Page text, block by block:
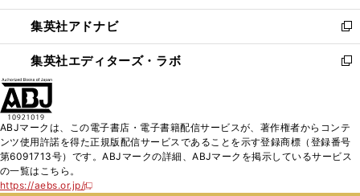
開
く
ウ
で
開
く
ン
ド
ウ
で
ウ
ィ
ン
ド
く
集英社アドナビ
新
し
い
ド
ウ
で
集英社エディターズ・ラボ
新
ィ
ン
ド
ABJマークは、この電子書店・電子書籍配信サービスが、著作権者からコンテ
ンツ使用許諾を得た正規版配信サービスであることを示す登録商標（登録番号
第6091713号）です。ABJマークの詳細、ABJマークを掲示しているサービス
の一覧はこちら。
https://aebs.or.jp/
新